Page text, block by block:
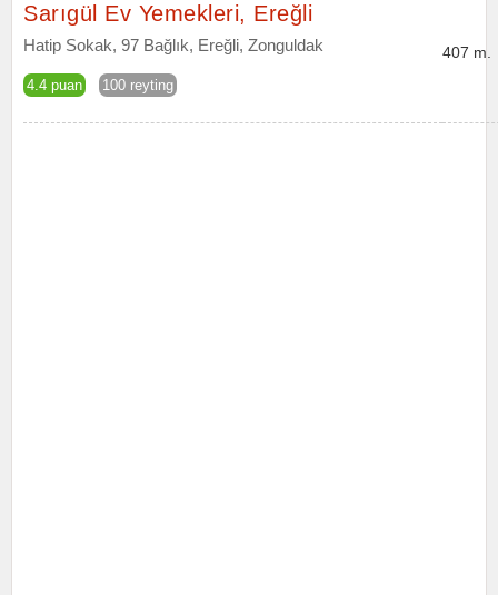
Sarıgül Ev Yemekleri, Ereğli
Hatip Sokak, 97 Bağlık, Ereğli, Zonguldak
4.4 puan 100 reyting
407 m.